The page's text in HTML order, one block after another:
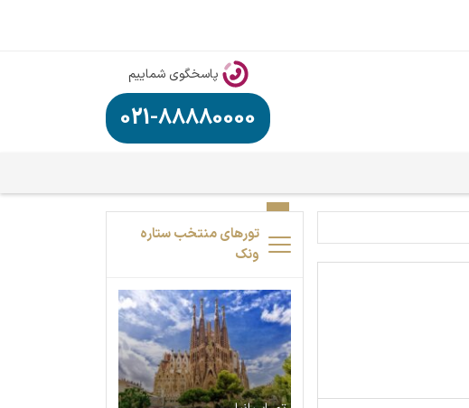
پاسخگوی شماییم
021-88880000
تورهای منتخب ستاره
ونک